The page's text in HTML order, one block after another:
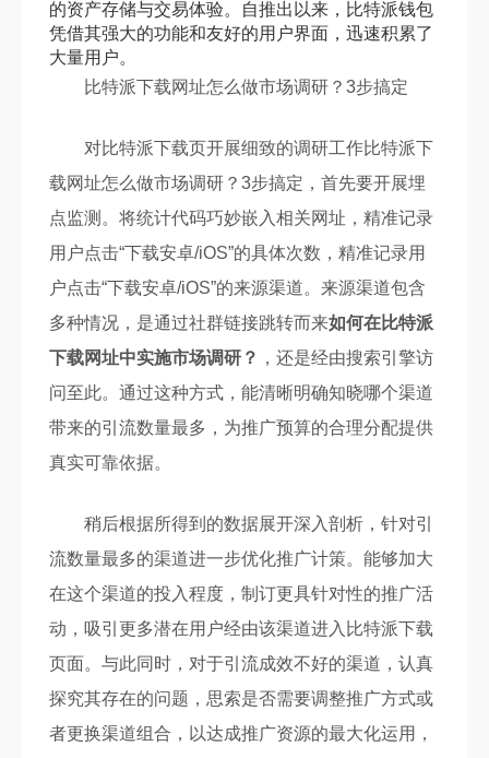
的资产存储与交易体验。自推出以来，比特派钱包
凭借其强大的功能和友好的用户界面，迅速积累了
大量用户。
比特派下载网址怎么做市场调研？3步搞定
对比特派下载页开展细致的调研工作比特派下
载网址怎么做市场调研？3步搞定，首先要开展埋
点监测。将统计代码巧妙嵌入相关网址，精准记录
用户点击“下载安卓/iOS”的具体次数，精准记录用
户点击“下载安卓/iOS”的来源渠道。来源渠道包含
多种情况，是通过社群链接跳转而来如何在比特派
下载网址中实施市场调研？ ，还是经由搜索引擎访
问至此。通过这种方式，能清晰明确知晓哪个渠道
带来的引流数量最多，为推广预算的合理分配提供
真实可靠依据。
稍后根据所得到的数据展开深入剖析，针对引
流数量最多的渠道进一步优化推广计策。能够加大
在这个渠道的投入程度，制订更具针对性的推广活
动，吸引更多潜在用户经由该渠道进入比特派下载
页面。与此同时，对于引流成效不好的渠道，认真
探究其存在的问题，思索是否需要调整推广方式或
者更换渠道组合，以达成推广资源的最大化运用，